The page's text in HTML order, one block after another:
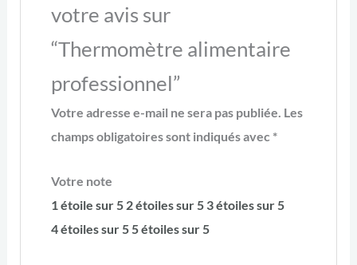
votre avis sur
“Thermomètre alimentaire
professionnel”
Votre adresse e-mail ne sera pas publiée. Les
champs obligatoires sont indiqués avec *
Votre note
1 étoile sur 5 2 étoiles sur 5 3 étoiles sur 5
4 étoiles sur 55 étoiles sur 5